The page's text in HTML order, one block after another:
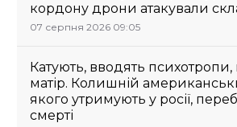
кордону дрони атакували
07 серпня 2026 09:05
Катують, вводять
матір. Колишній
якого утримують у росії,
смерті